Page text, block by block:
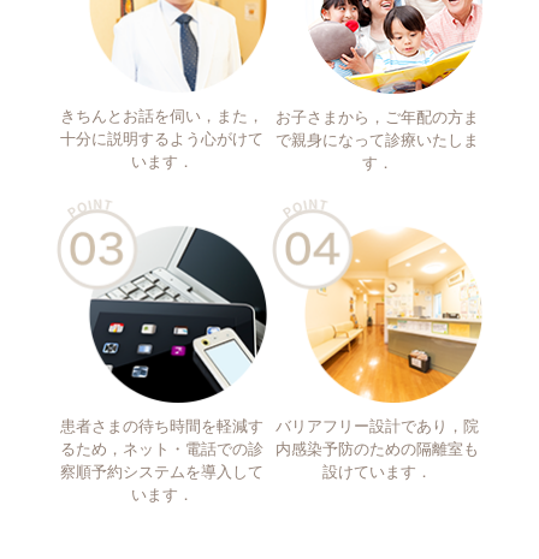
きちんとお話を伺い，また，
十分に説明するよう心がけて
います．
お子さまから，ご年配の方ま
で親身になって診療いたしま
す．
患者さまの待ち時間を軽減す
るため，ネット・電話での診
察順予約システムを導入して
います．
バリアフリー設計であり，院
内感染予防のための隔離室も
設けています．